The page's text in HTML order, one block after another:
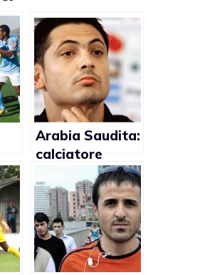
Arabia Saudita:
calciatore
multato per
insulti omofobi
ad un
compagno